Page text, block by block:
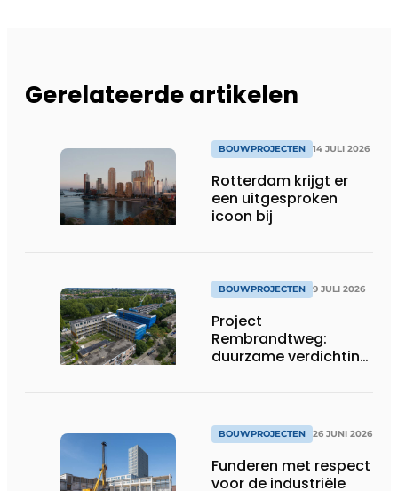
Gerelateerde artikelen
BOUWPROJECTEN 14 JULI 2026
Rotterdam krijgt er
een uitgesproken
icoon bij
BOUWPROJECTEN 9 JULI 2026
Project
Rembrandtweg:
duurzame verdichting
BOUWPROJECTEN 26 JUNI 2026
Funderen met respect
voor de industriële